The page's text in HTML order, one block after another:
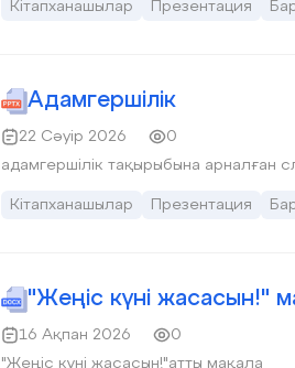
Кітапханашылар Презентация
Адамгершілік
22 Сәуір 2026
0
адамгершілік тақырыбына арналған
Кітапханашылар Презентация
"Жеңіс күні жасасын!"
16 Ақпан 2026
0
"Жеңіс күні жасасын!"атты мақала